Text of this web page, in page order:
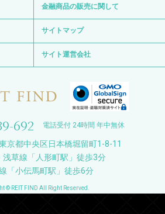
金融商品の販売に関して
サイトマップ
サイト運営会社
692 電話受付 24時間 年中無休
都中央区日本橋堀留町1-8-11
浅草線「人形町駅」徒歩3分
「小伝馬町駅」徒歩6分
© REIT FIND All Right Reserved.